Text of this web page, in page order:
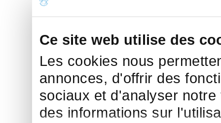
Ce site web utilise des
Les cookies nous
annonces, d'offrir des
sociaux et d'analyser
des informations sur